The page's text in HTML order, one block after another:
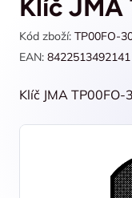
Klíč JMA
Kód zboží: TP00FO-
EAN: 8422513492141
Klíč JMA TP00FO-